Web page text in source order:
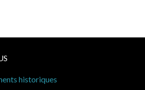
historiques